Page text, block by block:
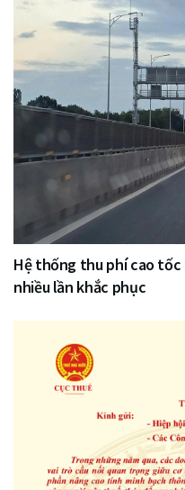
Hệ thống thu phí cao tốc
nhiều lần khắc phục